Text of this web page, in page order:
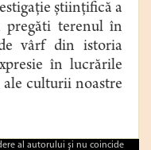
științifică a
pregăti terenul în
vârf din istoria
în lucrările
culturii noastre
al autorului şi nu coincide